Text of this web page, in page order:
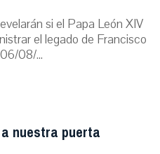
si el Papa León XIV
el legado de Francisco
08/...
nuestra puerta